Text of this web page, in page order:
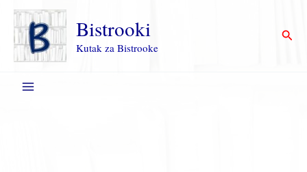
Пређи
садржај
Bistrooki
Kutak za Bistrooke